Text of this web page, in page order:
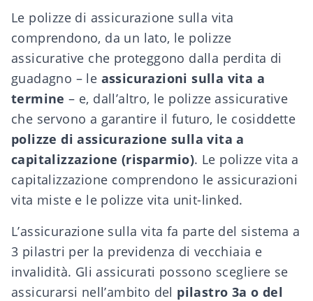
Le polizze di assicurazione sulla vita
comprendono, da un lato, le polizze
assicurative che proteggono dalla perdita di
guadagno – le assicurazioni sulla vita a
termine – e, dall’altro, le polizze assicurative
che servono a garantire il futuro, le cosiddette
polizze di assicurazione sulla vita a
capitalizzazione (risparmio). Le polizze vita a
capitalizzazione comprendono le assicurazioni
vita miste e le polizze vita unit-linked.
L’assicurazione sulla vita fa parte del sistema a
3 pilastri per la previdenza di vecchiaia e
invalidità. Gli assicurati possono scegliere se
assicurarsi nell’ambito del pilastro 3a o del